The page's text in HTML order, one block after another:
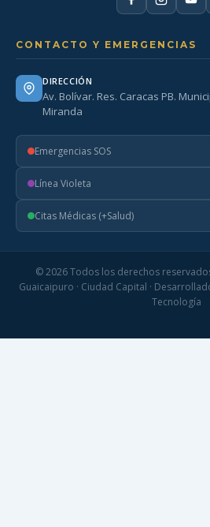
CONTACTO Y EMERGENCIAS
DIRECCIÓN
Av. Bolívar. Res. Caracas PB.
Miranda
Emergencias SOS
Línea Violeta
Citas Médicas (+Salud)
© 2026 Todos los derechos
Guaicaipuro · Ciudad Capital ·
Tecnología